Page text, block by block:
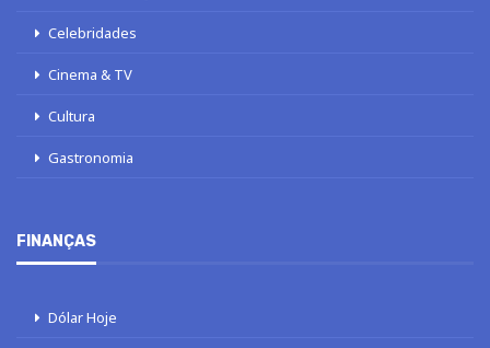
Celebridades
Cinema & TV
Cultura
Gastronomia
FINANÇAS
Dólar Hoje